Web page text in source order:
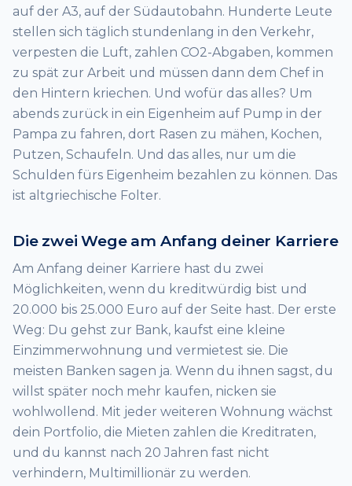
auf der A3, auf der Südautobahn. Hunderte Leute
stellen sich täglich stundenlang in den Verkehr,
verpesten die Luft, zahlen CO2-Abgaben, kommen
zu spät zur Arbeit und müssen dann dem Chef in
den Hintern kriechen. Und wofür das alles? Um
abends zurück in ein Eigenheim auf Pump in der
Pampa zu fahren, dort Rasen zu mähen, Kochen,
Putzen, Schaufeln. Und das alles, nur um die
Schulden fürs Eigenheim bezahlen zu können. Das
ist altgriechische Folter.
Die zwei Wege am Anfang deiner Karriere
Am Anfang deiner Karriere hast du zwei
Möglichkeiten, wenn du kreditwürdig bist und
20.000 bis 25.000 Euro auf der Seite hast. Der erste
Weg: Du gehst zur Bank, kaufst eine kleine
Einzimmerwohnung und vermietest sie. Die
meisten Banken sagen ja. Wenn du ihnen sagst, du
willst später noch mehr kaufen, nicken sie
wohlwollend. Mit jeder weiteren Wohnung wächst
dein Portfolio, die Mieten zahlen die Kreditraten,
und du kannst nach 20 Jahren fast nicht
verhindern, Multimillionär zu werden.